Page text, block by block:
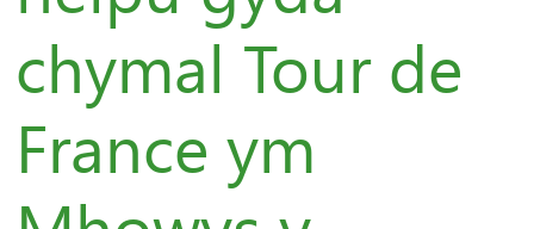
chymal Tour de
France ym